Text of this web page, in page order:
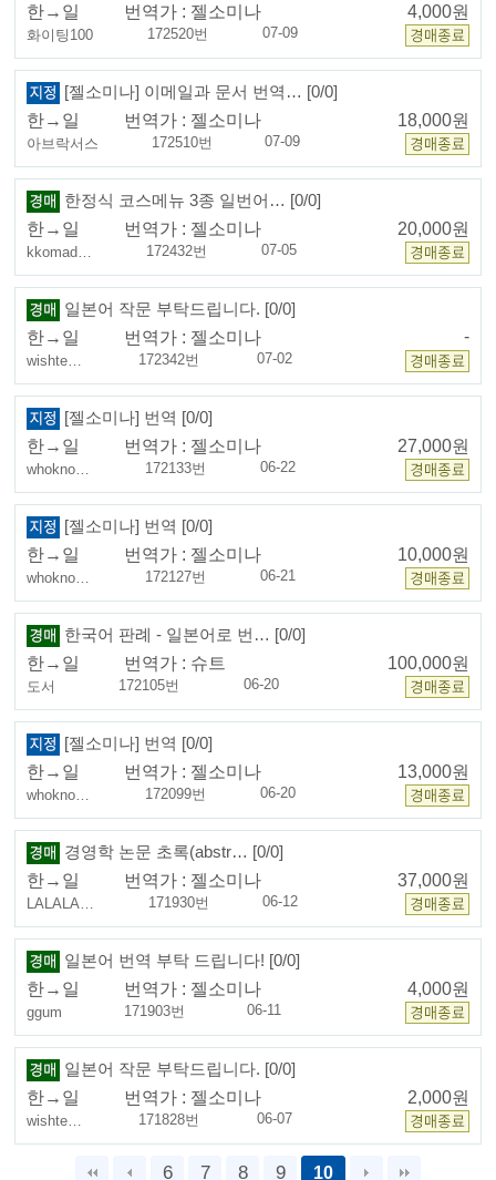
한→일
번역가 : 젤소미나 4,000원
화이팅100 172520번 07-09
[젤소미나] 이메일과 문서 번역… [0/0]
한→일
번역가 : 젤소미나 18,000원
아브락서스 172510번 07-09
한정식 코스메뉴 3종 일번어… [0/0]
한→일
번역가 : 젤소미나 20,000원
kkomad… 172432번 07-05
일본어 작문 부탁드립니다. [0/0]
한→일
번역가 : 젤소미나 -
wishte… 172342번 07-02
[젤소미나] 번역 [0/0]
한→일
번역가 : 젤소미나 27,000원
whokno… 172133번 06-22
[젤소미나] 번역 [0/0]
한→일
번역가 : 젤소미나 10,000원
whokno… 172127번 06-21
한국어 판례 - 일본어로 번… [0/0]
한→일
번역가 : 슈트 100,000원
도서 172105번 06-20
[젤소미나] 번역 [0/0]
한→일
번역가 : 젤소미나 13,000원
whokno… 172099번 06-20
경영학 논문 초록(abstr… [0/0]
한→일
번역가 : 젤소미나 37,000원
LALALA… 171930번 06-12
일본어 번역 부탁 드립니다! [0/0]
한→일
번역가 : 젤소미나 4,000원
ggum 171903번 06-11
일본어 작문 부탁드립니다. [0/0]
한→일
번역가 : 젤소미나 2,000원
wishte… 171828번 06-07
6 7 8 9 10